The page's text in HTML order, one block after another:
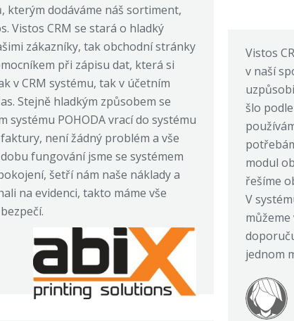
kterým dodáváme náš sortiment,
Vistos CRM se stará o hladký
zákazníky, tak obchodní stránky
při zápisu dat, která si
v CRM systému, tak v účetním
Stejně hladkým způsobem se
systému POHODA vrací do systému
není žádný problém a vše
fungování jsme se systémem
šetří nám naše náklady a
na evidenci, takto máme vše
Vistos
v naší
šlo
modul
řešíme
V
můžeme
jednom